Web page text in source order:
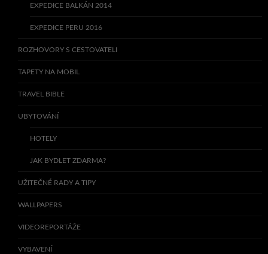
EXPEDICE BALKÁN 2014
EXPEDICE PERU 2016
ROZHOVORY S CESTOVATELI
TAPETY NA MOBIL
TRAVEL BIBLE
UBYTOVÁNÍ
HOTELY
JAK BYDLET ZDARMA?
UŽITEČNÉ RADY A TIPY
WALLPAPERS
VIDEOREPORTÁŽE
VYBAVENÍ